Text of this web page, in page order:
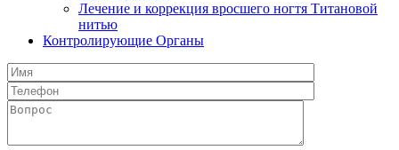
Лечение и коррекция вросшего ногтя Титановой
нитью
Контролирующие Органы